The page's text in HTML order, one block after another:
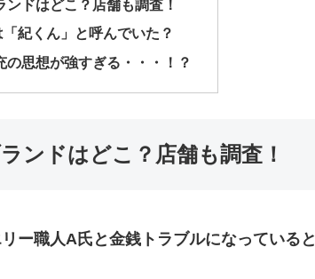
ドはどこ？店舗も調査！
紀くん」と呼んでいた？
思想が強すぎる・・・！？
ンドはどこ？店舗も調査！
ー職人A氏と金銭トラブルになっていると